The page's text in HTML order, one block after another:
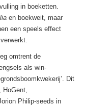
in boeketten.
en boekweit, maar
een speels effect
omtrent de
als win-
Dit
HoGent,
Philip-seeds in